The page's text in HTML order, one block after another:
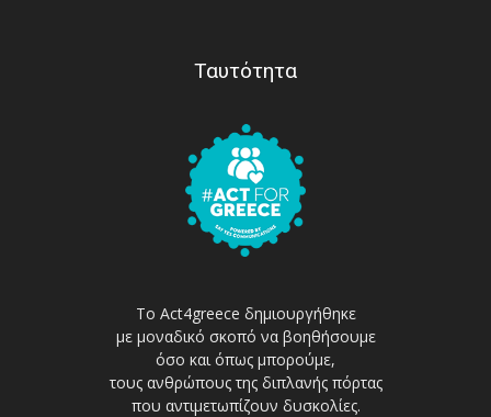
Ταυτότητα
Το Act4greece δημιουργήθηκε
με μοναδικό σκοπό να βοηθήσουμε
όσο και όπως μπορούμε,
τους ανθρώπους της διπλανής πόρτας
που αντιμετωπίζουν δυσκολίες.